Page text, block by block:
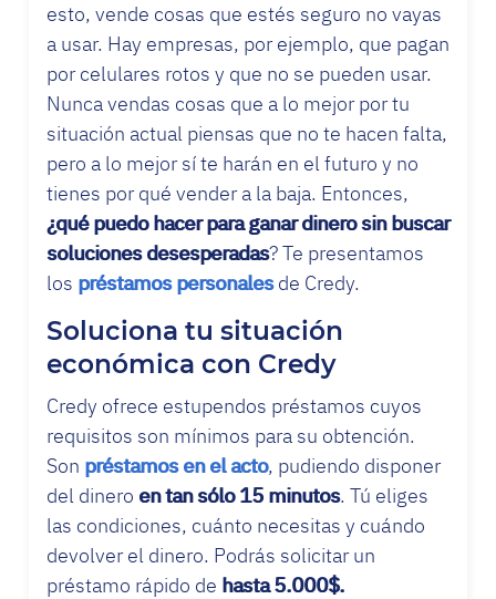
esto, vende cosas que estés seguro no vayas
a usar. Hay empresas, por ejemplo, que pagan
por celulares rotos y que no se pueden usar.
Nunca vendas cosas que a lo mejor por tu
situación actual piensas que no te hacen falta,
pero a lo mejor sí te harán en el futuro y no
tienes por qué vender a la baja. Entonces,
¿qué puedo hacer para ganar dinero sin buscar
soluciones desesperadas? Te presentamos
los préstamos personalesde Credy.
Soluciona tu situación
económica con Credy
Credy ofrece estupendos préstamos cuyos
requisitos son mínimos para su obtención.
Son préstamos en el acto, pudiendo disponer
del dinero en tan sólo 15 minutos. Tú eliges
las condiciones, cuánto necesitas y cuándo
devolver el dinero. Podrás solicitar un
préstamo rápido de hasta 5.000$.